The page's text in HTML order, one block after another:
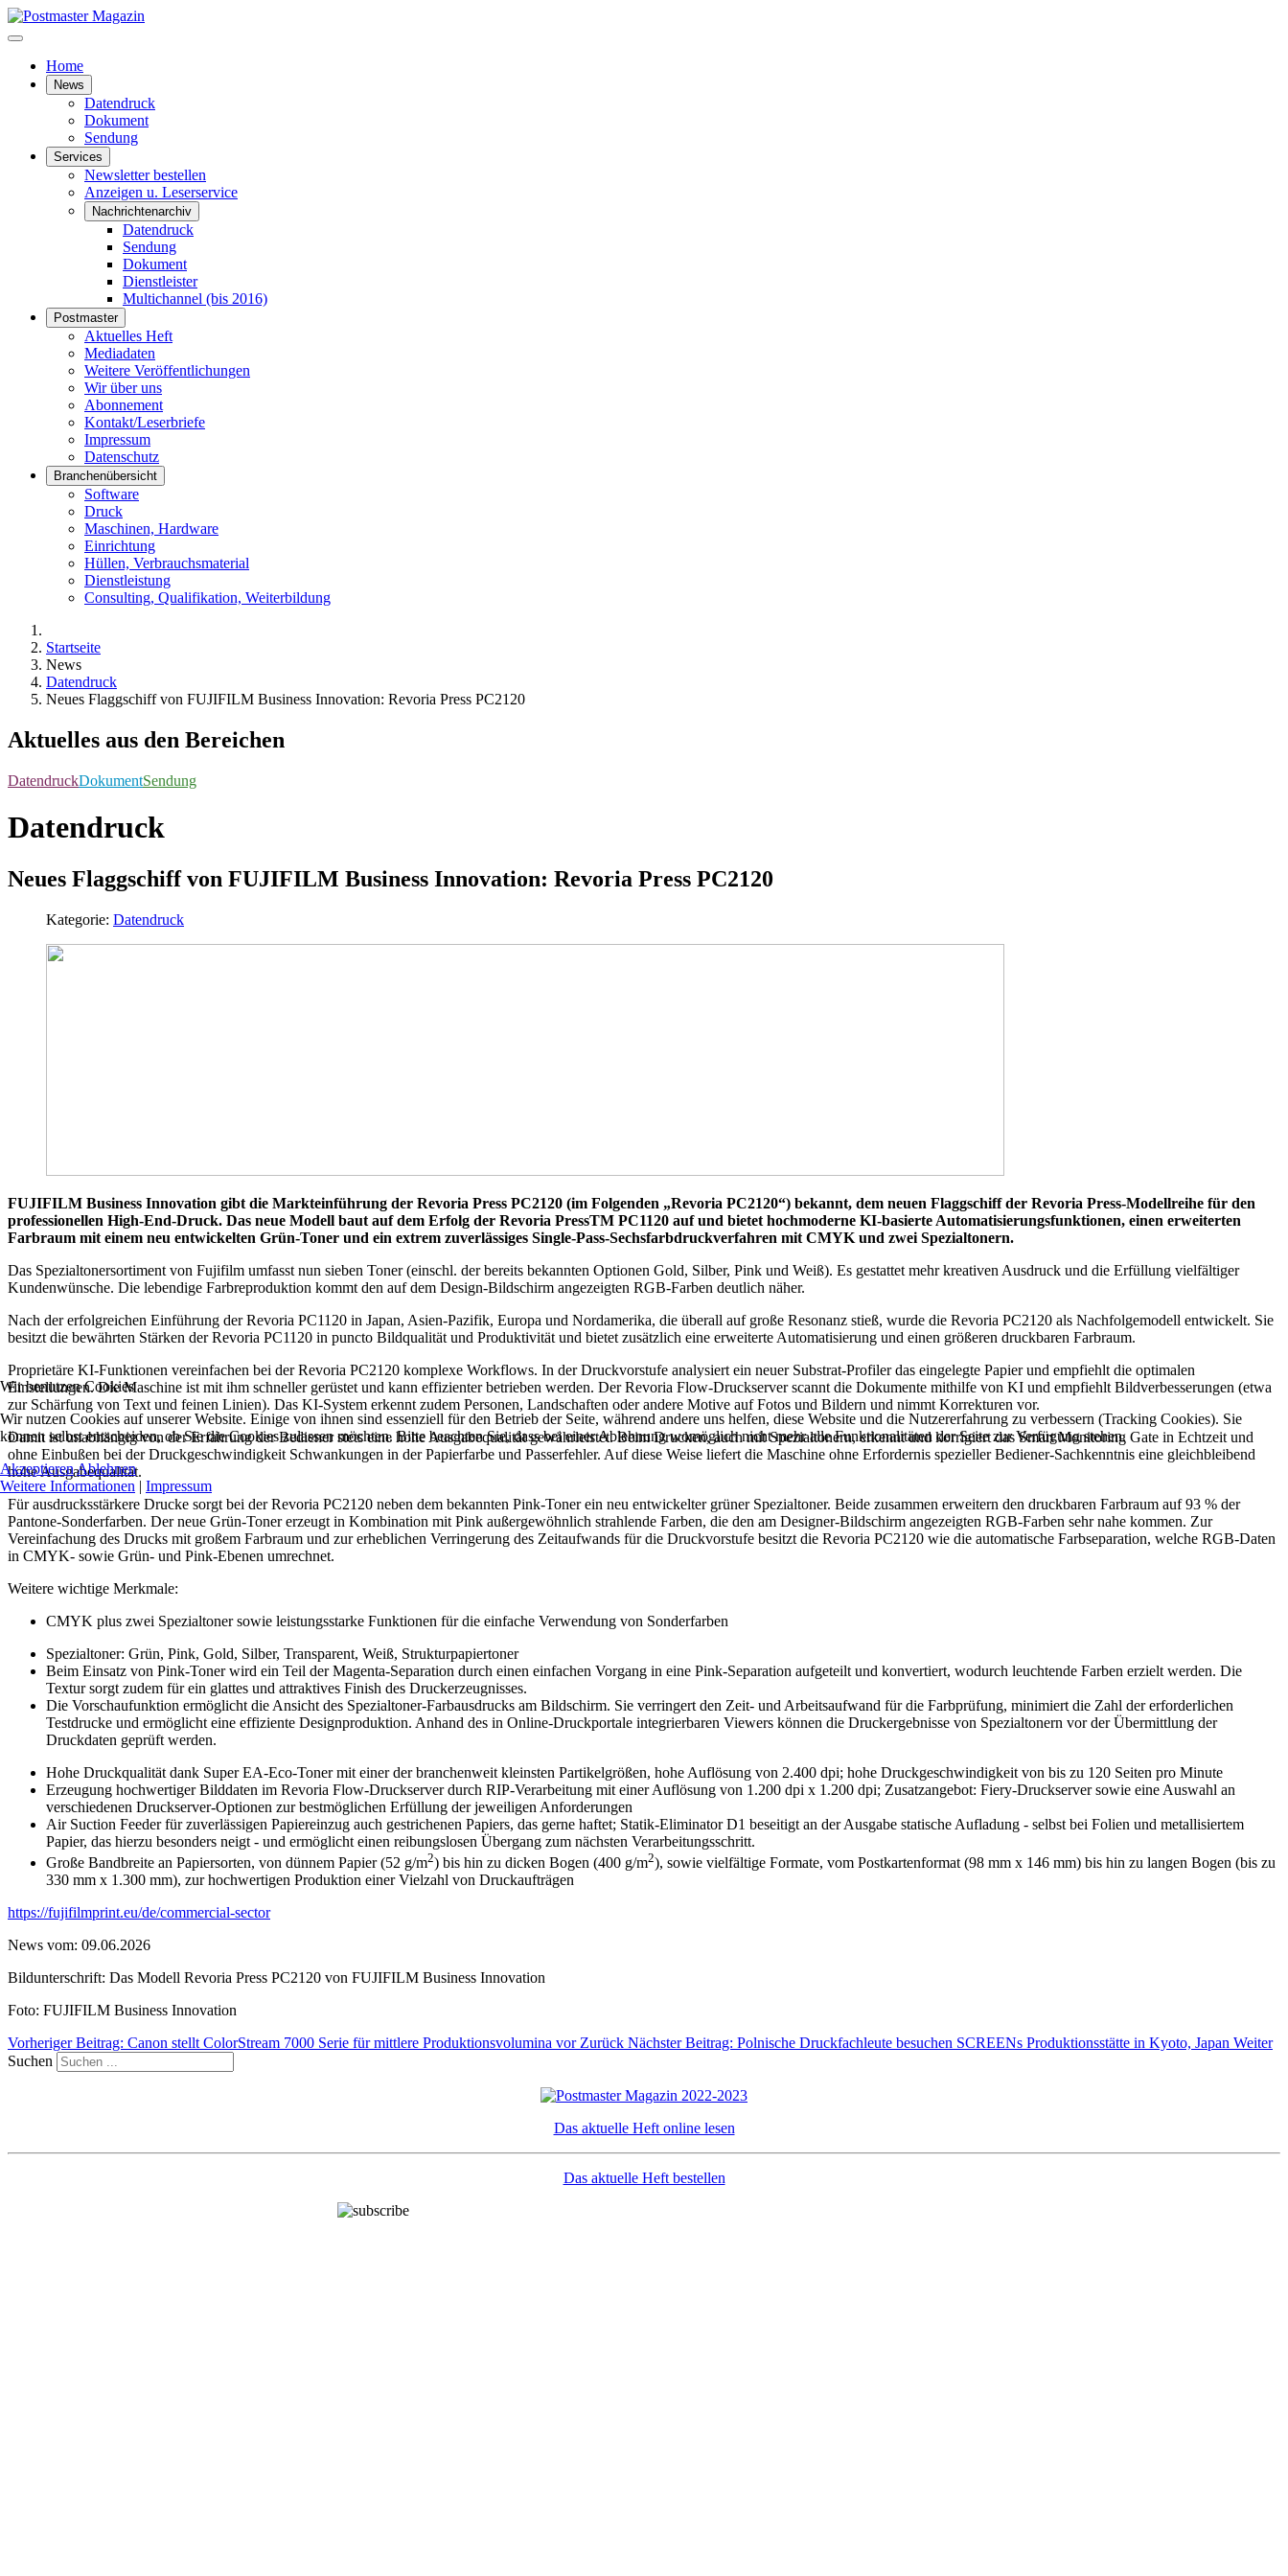
Home
News
Datendruck
Dokument
Sendung
Services
Newsletter bestellen
Anzeigen u. Leserservice
Nachrichtenarchiv
Datendruck
Sendung
Dokument
Dienstleister
Multichannel (bis 2016)
Postmaster
Aktuelles Heft
Mediadaten
Weitere Veröffentlichungen
Wir über uns
Abonnement
Kontakt/Leserbriefe
Impressum
Datenschutz
Branchenübersicht
Software
Druck
Maschinen, Hardware
Einrichtung
Hüllen, Verbrauchsmaterial
Dienstleistung
Consulting, Qualifikation, Weiterbildung
Startseite
News
Datendruck
Neues Flaggschiff von FUJIFILM Business Innovation: Revoria Press PC2120
Aktuelles aus den Bereichen
DatendruckDokumentSendung
Datendruck
Neues Flaggschiff von FUJIFILM Business Innovation: Revoria Press PC2120
Kategorie: Datendruck
FUJIFILM Business Innovation gibt die Markteinführung der Revoria Press PC2120 (im Folgenden „Revoria PC2120“) bekannt, dem neuen Flaggschiff der Revoria Press-Modellreihe für den
professionellen High-End-Druck. Das neue Modell baut auf dem Erfolg der Revoria PressTM PC1120 auf und bietet hochmoderne KI-basierte Automatisierungsfunktionen, einen erweiterten
Farbraum mit einem neu entwickelten Grün-Toner und ein extrem zuverlässiges Single-Pass-Sechsfarbdruckverfahren mit CMYK und zwei Spezialtonern.
Das Spezialtonersortiment von Fujifilm umfasst nun sieben Toner (einschl. der bereits bekannten Optionen Gold, Silber, Pink und Weiß). Es gestattet mehr kreativen Ausdruck und die Erfüllung vielfältiger
Kundenwünsche. Die lebendige Farbreproduktion kommt den auf dem Design-Bildschirm angezeigten RGB-Farben deutlich näher.
Nach der erfolgreichen Einführung der Revoria PC1120 in Japan, Asien-Pazifik, Europa und Nordamerika, die überall auf große Resonanz stieß, wurde die Revoria PC2120 als Nachfolgemodell entwickelt. Sie
besitzt die bewährten Stärken der Revoria PC1120 in puncto Bildqualität und Produktivität und bietet zusätzlich eine erweiterte Automatisierung und einen größeren druckbaren Farbraum.
Proprietäre KI-Funktionen vereinfachen bei der Revoria PC2120 komplexe Workflows. In der Druckvorstufe analysiert ein neuer Substrat-Profiler das eingelegte Papier und empfiehlt die optimalen
Einstellungen. Die Maschine ist mit ihm schneller gerüstet und kann effizienter betrieben werden. Der Revoria Flow-Druckserver scannt die Dokumente mithilfe von KI und empfiehlt Bildverbesserungen (etwa
zur Schärfung von Text und feinen Linien). Das KI-System erkennt zudem Personen, Landschaften oder andere Motive auf Fotos und Bildern und nimmt Korrekturen vor.
Damit ist unabhängig von der Erfahrung der Bediener stets eine hohe Ausgabequalität gewährleistet. Beim Drucken, auch mit Spezialtonern, erkennt und korrigiert das Smart Monitoring Gate in Echtzeit und
ohne Einbußen bei der Druckgeschwindigkeit Schwankungen in der Papierfarbe und Passerfehler. Auf diese Weise liefert die Maschine ohne Erfordernis spezieller Bediener-Sachkenntnis eine gleichbleibend
hohe Ausgabequalität.
Für ausdrucksstärkere Drucke sorgt bei der Revoria PC2120 neben dem bekannten Pink-Toner ein neu entwickelter grüner Spezialtoner. Beide zusammen erweitern den druckbaren Farbraum auf 93 % der
Pantone-Sonderfarben. Der neue Grün-Toner erzeugt in Kombination mit Pink außergewöhnlich strahlende Farben, die den am Designer-Bildschirm angezeigten RGB-Farben sehr nahe kommen. Zur
Vereinfachung des Drucks mit großem Farbraum und zur erheblichen Verringerung des Zeitaufwands für die Druckvorstufe besitzt die Revoria PC2120 wie die automatische Farbseparation, welche RGB-Daten
in CMYK- sowie Grün- und Pink-Ebenen umrechnet.
Weitere wichtige Merkmale:
CMYK plus zwei Spezialtoner sowie leistungsstarke Funktionen für die einfache Verwendung von Sonderfarben
Spezialtoner: Grün, Pink, Gold, Silber, Transparent, Weiß, Strukturpapiertoner
Beim Einsatz von Pink-Toner wird ein Teil der Magenta-Separation durch einen einfachen Vorgang in eine Pink-Separation aufgeteilt und konvertiert, wodurch leuchtende Farben erzielt werden. Die
Textur sorgt zudem für ein glattes und attraktives Finish des Druckerzeugnisses.
Die Vorschaufunktion ermöglicht die Ansicht des Spezialtoner-Farbausdrucks am Bildschirm. Sie verringert den Zeit- und Arbeitsaufwand für die Farbprüfung, minimiert die Zahl der erforderlichen
Testdrucke und ermöglicht eine effiziente Designproduktion. Anhand des in Online-Druckportale integrierbaren Viewers können die Druckergebnisse von Spezialtonern vor der Übermittlung der
Druckdaten geprüft werden.
Hohe Druckqualität dank Super EA-Eco-Toner mit einer der branchenweit kleinsten Partikelgrößen, hohe Auflösung von 2.400 dpi; hohe Druckgeschwindigkeit von bis zu 120 Seiten pro Minute
Erzeugung hochwertiger Bilddaten im Revoria Flow-Druckserver durch RIP-Verarbeitung mit einer Auflösung von 1.200 dpi x 1.200 dpi; Zusatzangebot: Fiery-Druckserver sowie eine Auswahl an
verschiedenen Druckserver-Optionen zur bestmöglichen Erfüllung der jeweiligen Anforderungen
Air Suction Feeder für zuverlässigen Papiereinzug auch gestrichenen Papiers, das gerne haftet; Statik-Eliminator D1 beseitigt an der Ausgabe statische Aufladung - selbst bei Folien und metallisiertem
Papier, das hierzu besonders neigt - und ermöglicht einen reibungslosen Übergang zum nächsten Verarbeitungsschritt.
Große Bandbreite an Papiersorten, von dünnem Papier (52 g/m2) bis hin zu dicken Bogen (400 g/m2), sowie vielfältige Formate, vom Postkartenformat (98 mm x 146 mm) bis hin zu langen Bogen (bis zu
330 mm x 1.300 mm), zur hochwertigen Produktion einer Vielzahl von Druckaufträgen
https://fujifilmprint.eu/de/commercial-sector
News vom: 09.06.2026
Bildunterschrift: Das Modell Revoria Press PC2120 von FUJIFILM Business Innovation
Foto: FUJIFILM Business Innovation
Vorheriger Beitrag: Canon stellt ColorStream 7000 Serie für mittlere Produktionsvolumina vor Zurück Nächster Beitrag: Polnische Druckfachleute besuchen SCREENs Produktionsstätte in Kyoto, Japan Weiter
Suchen
Das aktuelle Heft online lesen
Das aktuelle Heft bestellen
Wir benutzen Cookies
Wir nutzen Cookies auf unserer Website. Einige von ihnen sind essenziell für den Betrieb der Seite, während andere uns helfen, diese Website und die Nutzererfahrung zu verbessern (Tracking Cookies). Sie
können selbst entscheiden, ob Sie die Cookies zulassen möchten. Bitte beachten Sie, dass bei einer Ablehnung womöglich nicht mehr alle Funktionalitäten der Seite zur Verfügung stehen.
Akzeptieren Ablehnen
Weitere Informationen | Impressum